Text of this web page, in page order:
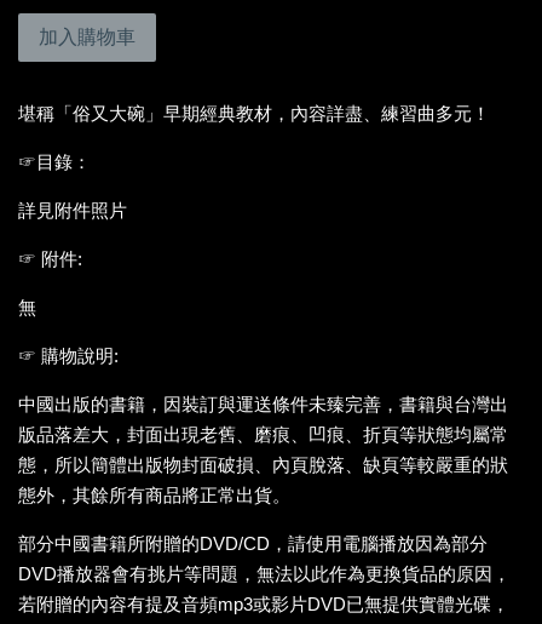
加入購物車
堪稱「俗又大碗」早期經典教材，內容詳盡、練習曲多元！
☞目錄：
詳見附件照片
☞ 附件:
無
☞ 購物說明:
中國出版的書籍，因裝訂與運送條件未臻完善，書籍與台灣出
版品落差大，封面出現老舊、磨痕、凹痕、折頁等狀態均屬常
態，所以簡體出版物封面破損、內頁脫落、缺頁等較嚴重的狀
態外，其餘所有商品將正常出貨。
部分中國書籍所附贈的DVD/CD，請使用電腦播放因為部分
DVD播放器會有挑片等問題，無法以此作為更換貨品的原因，
若附贈的內容有提及音頻mp3或影片DVD已無提供實體光碟，